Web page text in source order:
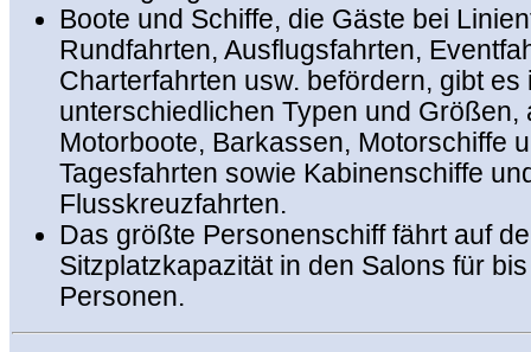
Boote und Schiffe, die Gäste bei
Rundfahrten, Ausflugsfahrten,
Charterfahrten usw. befördern, gibt es
unterschiedlichen Typen und Größen,
Motorboote, Barkassen, Motorschiffe
Tagesfahrten sowie Kabinenschiffe
Flusskreuzfahrten.
Das größte Personenschiff fährt auf
Sitzplatzkapazität in den Salons für
Personen.